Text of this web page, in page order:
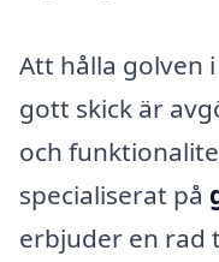
Att hålla golven
gott skick är
och
specialiserat på
erbjuder en rad